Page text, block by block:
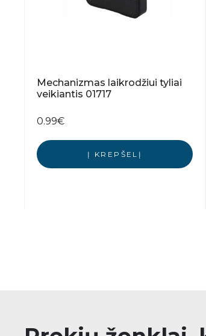
Mechanizmas laikrodžiui tyliai
veikiantis 01717
0.99€
Į KREPŠELĮ